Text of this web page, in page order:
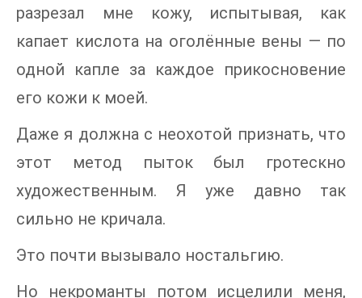
разрезал мне кожу, испытывая, как
капает кислота на оголённые вены — по
одной капле за каждое прикосновение
его кожи к моей.
Даже я должна с неохотой признать, что
этот метод пыток был гротескно
художественным. Я уже давно так
сильно не кричала.
Это почти вызывало ностальгию.
Но некроманты потом исцелили меня,